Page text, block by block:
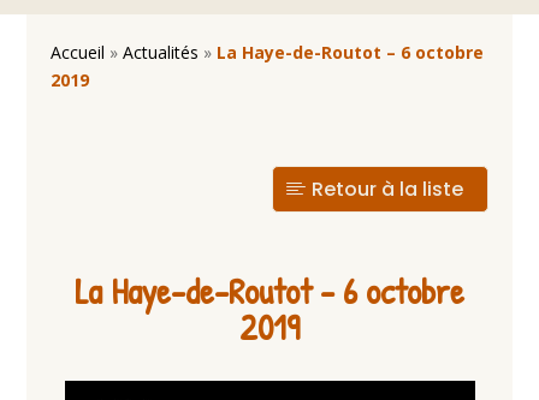
Accueil »Actualités » La Haye-de-Routot – 6 octobre
2019
Retour à la liste
La Haye-de-Routot – 6 octobre
2019